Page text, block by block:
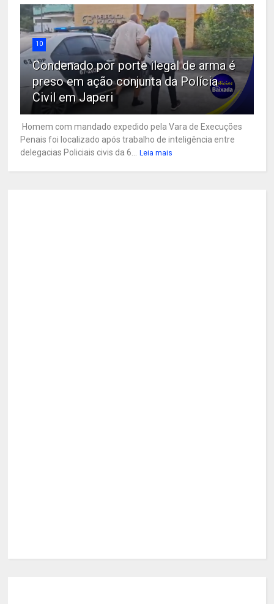
10
Condenado por porte ilegal de arma é
preso em ação conjunta da Polícia
Civil em Japeri
Homem com mandado expedido pela Vara de Execuções
Penais foi localizado após trabalho de inteligência entre
delegacias Policiais civis da 6...
Leia mais